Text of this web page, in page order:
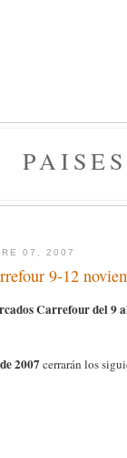
07, 2007
9-12
Carrefour del 9
2007cerrarán los